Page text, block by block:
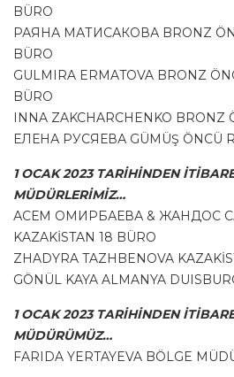
BÜRO
РАЯНА МАТИСАКОВА BRONZ
BÜRO
GULMIRA ERMATOVA BRONZ
BÜRO
INNA ZAKCHARCHENKO BRONZ
ЕЛЕНА РУСЯЕВА GÜMÜŞ ÖNCÜ
1 OCAK 2023 TARİHİNDEN
MÜDÜRLERİMİZ…
АСЕМ ОМИРБАЕВА & ЖАНДОС
KAZAKİSTAN 18 BÜRO
ZHADYRA TAZHBENOVA
GÖNÜL KAYA ALMANYA
1 OCAK 2023 TARİHİNDEN
MÜDÜRÜMÜZ…
FARIDA YERTAYEVA BÖLGE